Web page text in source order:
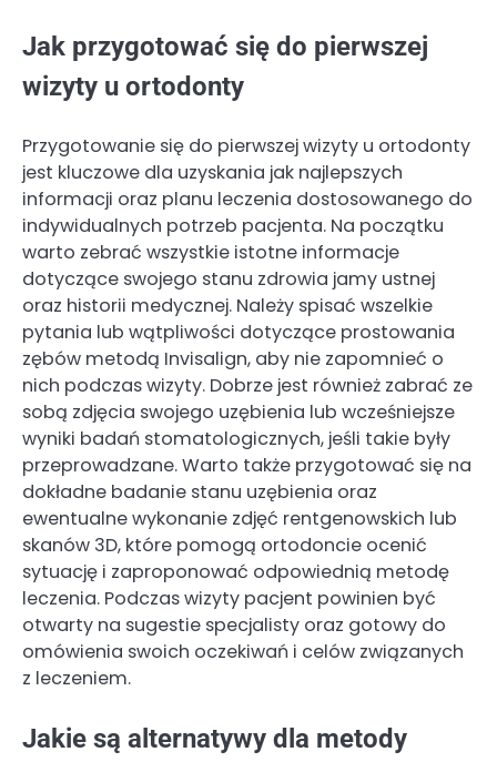
Jak przygotować się do pierwszej
wizyty u ortodonty
Przygotowanie się do pierwszej wizyty u ortodonty
jest kluczowe dla uzyskania jak najlepszych
informacji oraz planu leczenia dostosowanego do
indywidualnych potrzeb pacjenta. Na początku
warto zebrać wszystkie istotne informacje
dotyczące swojego stanu zdrowia jamy ustnej
oraz historii medycznej. Należy spisać wszelkie
pytania lub wątpliwości dotyczące prostowania
zębów metodą Invisalign, aby nie zapomnieć o
nich podczas wizyty. Dobrze jest również zabrać ze
sobą zdjęcia swojego uzębienia lub wcześniejsze
wyniki badań stomatologicznych, jeśli takie były
przeprowadzane. Warto także przygotować się na
dokładne badanie stanu uzębienia oraz
ewentualne wykonanie zdjęć rentgenowskich lub
skanów 3D, które pomogą ortodoncie ocenić
sytuację i zaproponować odpowiednią metodę
leczenia. Podczas wizyty pacjent powinien być
otwarty na sugestie specjalisty oraz gotowy do
omówienia swoich oczekiwań i celów związanych
z leczeniem.
Jakie są alternatywy dla metody